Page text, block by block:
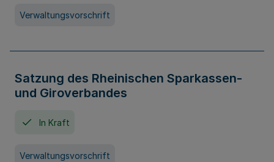
Verwaltungsvorschrift
Satzung des Rheinischen Sparkassen-
und Giroverbandes
In Kraft
Verwaltungsvorschrift